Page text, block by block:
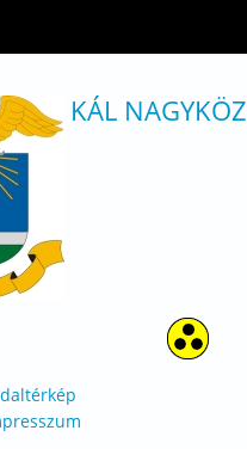
KÁL